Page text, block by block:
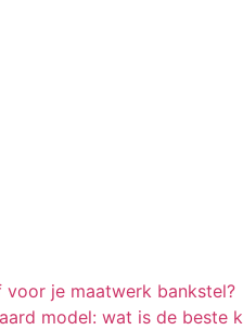
je maatwerk bankstel?
model: wat is de beste